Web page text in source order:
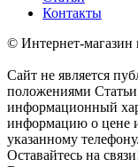
Контакты
© Интернет-
Сайт не является
положениями
информационный
информацию о цене
указанному телефону.
Оставайтесь на